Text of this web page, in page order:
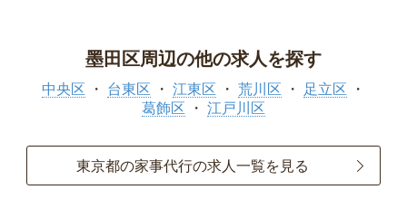
墨田区周辺の他の求人を探す
中央区 台東区 江東区 荒川区
足立区
葛飾区
江戸川区
東京都の家事代行の求人一覧を見る